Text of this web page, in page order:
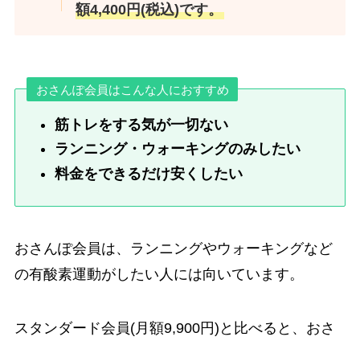
額4,400円(税込)です。
おさんぽ会員はこんな人におすすめ
筋トレをする気が一切ない
ランニング・ウォーキングのみしたい
料金をできるだけ安くしたい
おさんぽ会員は、ランニングやウォーキングなど
の有酸素運動がしたい人には向いています。
スタンダード会員(月額9,900円)と比べると、おさ